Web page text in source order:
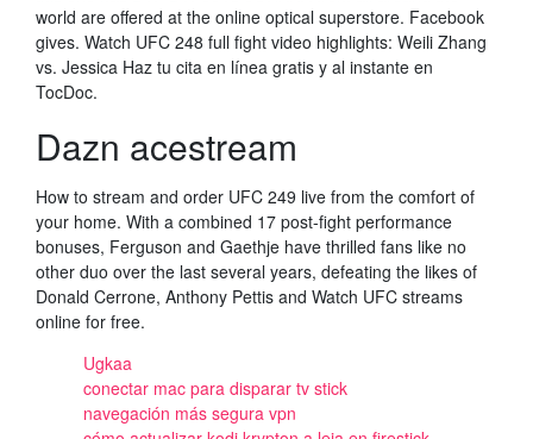
world are offered at the online optical superstore. Facebook
gives. Watch UFC 248 full fight video highlights: Weili Zhang
vs. Jessica Haz tu cita en línea gratis y al instante en
TocDoc.
Dazn acestream
How to stream and order UFC 249 live from the comfort of
your home. With a combined 17 post-fight performance
bonuses, Ferguson and Gaethje have thrilled fans like no
other duo over the last several years, defeating the likes of
Donald Cerrone, Anthony Pettis and Watch UFC streams
online for free.
Ugkaa
conectar mac para disparar tv stick
navegación más segura vpn